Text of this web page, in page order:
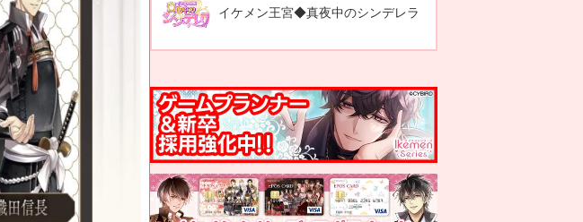
イケメン王宮◆真夜中のシンデレラ